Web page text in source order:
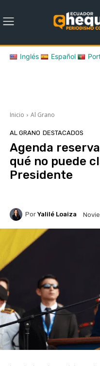
Inglés Español
Inicio Al Grano
AL GRANO DESTACADOS
Agenda
qué no puede
Presidente
Por Yalilé Loaiza